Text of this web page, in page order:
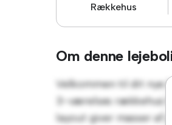
Rækkehus
Om denne
Velkommen til dit nye
3-værelses rækkehus
layout giver masser af